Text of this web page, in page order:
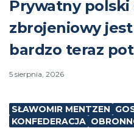
Prywatny
zbrojeniowy
bardzo teraz
5 sierpnia, 2026
SŁAWOMIR MENTZEN
KONFEDERACJA